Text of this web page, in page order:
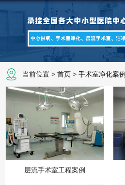
当前位置 >首页 >手术室净化案例
层流手术室工程案例